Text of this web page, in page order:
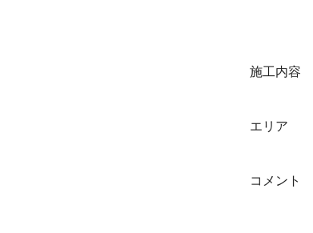
施工内容
エリア
コメント